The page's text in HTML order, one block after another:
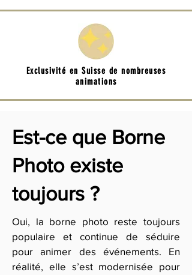
Exclusivité en Suisse de nombreuses
animations
Est-ce que Borne
Photo existe
toujours ?
Oui, la borne photo reste toujours
populaire et continue de séduire
pour animer des événements. En
réalité, elle s’est modernisée pour